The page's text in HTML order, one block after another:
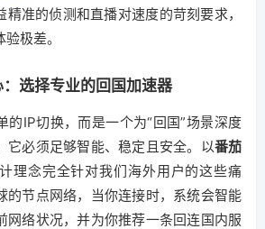
准的侦测和直播对速度的苛刻要求，
极差。
选择专业的回国加速器
的IP切换，而是一个为“回国”场景深度
它必须足够智能、稳定且安全。以番茄
理念完全针对我们海外用户的这些痛
的节点网络，当你连接时，系统会智能
网络状况，并为你推荐一条回连国内服